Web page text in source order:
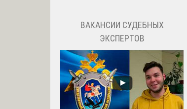
ВАКАНСИИ СУДЕБНЫХ
ЭКСПЕРТОВ